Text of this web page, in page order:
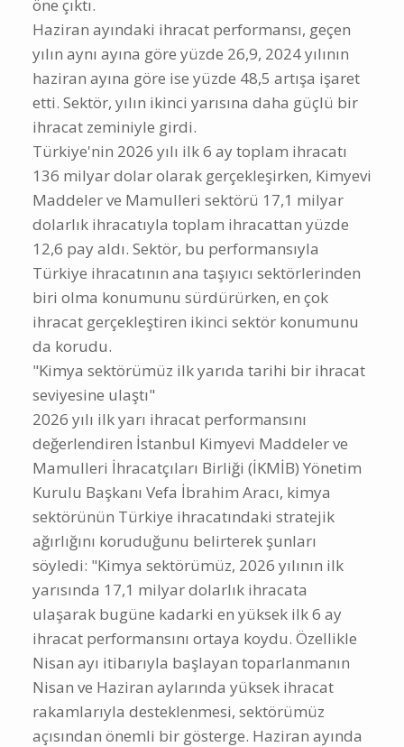
öne çıktı.
Haziran ayındaki ihracat performansı, geçen
yılın aynı ayına göre yüzde 26,9, 2024 yılının
haziran ayına göre ise yüzde 48,5 artışa işaret
etti. Sektör, yılın ikinci yarısına daha güçlü bir
ihracat zeminiyle girdi.
Türkiye'nin 2026 yılı ilk 6 ay toplam ihracatı
136 milyar dolar olarak gerçekleşirken, Kimyevi
Maddeler ve Mamulleri sektörü 17,1 milyar
dolarlık ihracatıyla toplam ihracattan yüzde
12,6 pay aldı. Sektör, bu performansıyla
Türkiye ihracatının ana taşıyıcı sektörlerinden
biri olma konumunu sürdürürken, en çok
ihracat gerçekleştiren ikinci sektör konumunu
da korudu.
"Kimya sektörümüz ilk yarıda tarihi bir ihracat
seviyesine ulaştı"
2026 yılı ilk yarı ihracat performansını
değerlendiren İstanbul Kimyevi Maddeler ve
Mamulleri İhracatçıları Birliği (İKMİB) Yönetim
Kurulu Başkanı Vefa İbrahim Aracı, kimya
sektörünün Türkiye ihracatındaki stratejik
ağırlığını koruduğunu belirterek şunları
söyledi: "Kimya sektörümüz, 2026 yılının ilk
yarısında 17,1 milyar dolarlık ihracata
ulaşarak bugüne kadarki en yüksek ilk 6 ay
ihracat performansını ortaya koydu. Özellikle
Nisan ayı itibarıyla başlayan toparlanmanın
Nisan ve Haziran aylarında yüksek ihracat
rakamlarıyla desteklenmesi, sektörümüz
açısından önemli bir gösterge. Haziran ayında